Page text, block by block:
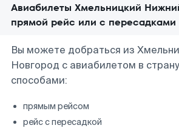
Авиабилеты Хмельницкий
прямой рейс или с пересадками
Вы можете добраться из
Новгород с авиабилетом в
способами:
прямым рейсом
рейс с пересадкой